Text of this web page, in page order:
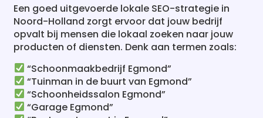
Een goed uitgevoerde lokale SEO-strategie in
Noord-Holland zorgt ervoor dat jouw bedrijf
opvalt bij mensen die lokaal zoeken naar jouw
producten of diensten. Denk aan termen zoals:
“Schoonmaakbedrijf Egmond”
“Tuinman in de buurt van Egmond”
“Schoonheidssalon Egmond”
“Garage Egmond”